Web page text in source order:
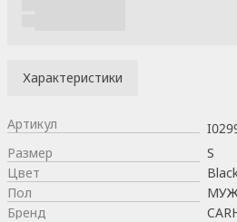
Характеристики
Артикул
Размер
S
Цвет
Пол
Бренд